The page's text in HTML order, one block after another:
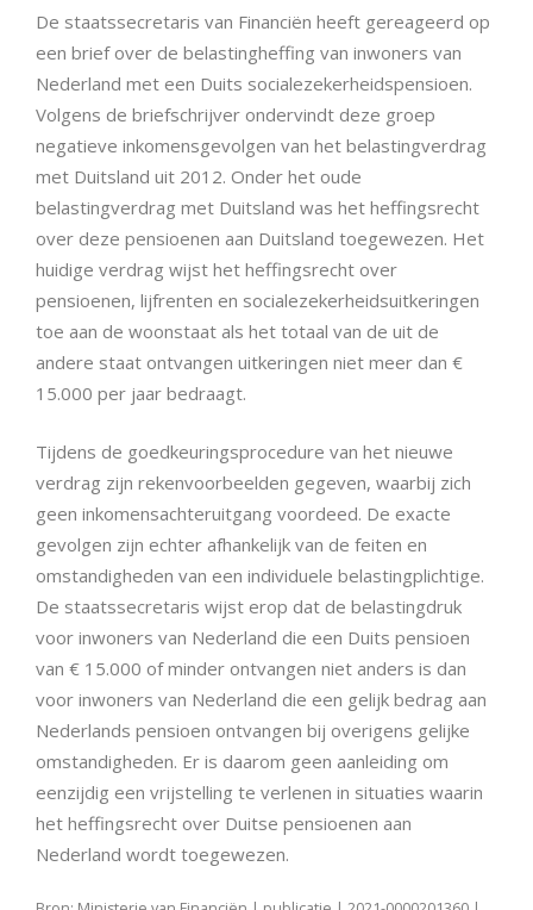
De staatssecretaris van Financiën heeft gereageerd op
een brief over de belastingheffing van inwoners van
Nederland met een Duits socialezekerheidspensioen.
Volgens de briefschrijver ondervindt deze groep
negatieve inkomensgevolgen van het belastingverdrag
met Duitsland uit 2012. Onder het oude
belastingverdrag met Duitsland was het heffingsrecht
over deze pensioenen aan Duitsland toegewezen. Het
huidige verdrag wijst het heffingsrecht over
pensioenen, lijfrenten en socialezekerheidsuitkeringen
toe aan de woonstaat als het totaal van de uit de
andere staat ontvangen uitkeringen niet meer dan €
15.000 per jaar bedraagt.
Tijdens de goedkeuringsprocedure van het nieuwe
verdrag zijn rekenvoorbeelden gegeven, waarbij zich
geen inkomensachteruitgang voordeed. De exacte
gevolgen zijn echter afhankelijk van de feiten en
omstandigheden van een individuele belastingplichtige.
De staatssecretaris wijst erop dat de belastingdruk
voor inwoners van Nederland die een Duits pensioen
van € 15.000 of minder ontvangen niet anders is dan
voor inwoners van Nederland die een gelijk bedrag aan
Nederlands pensioen ontvangen bij overigens gelijke
omstandigheden. Er is daarom geen aanleiding om
eenzijdig een vrijstelling te verlenen in situaties waarin
het heffingsrecht over Duitse pensioenen aan
Nederland wordt toegewezen.